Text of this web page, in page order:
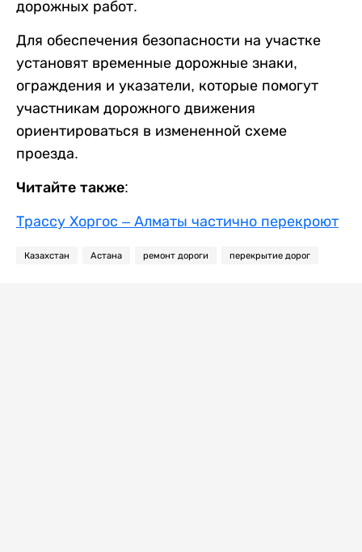
дорожных работ.
Для обеспечения безопасности на участке
установят временные дорожные знаки,
ограждения и указатели, которые помогут
участникам дорожного движения
ориентироваться в измененной схеме
проезда.
Читайте также:
Трассу Хоргос – Алматы частично перекроют
Казахстан Астана ремонт дороги перекрытие дорог